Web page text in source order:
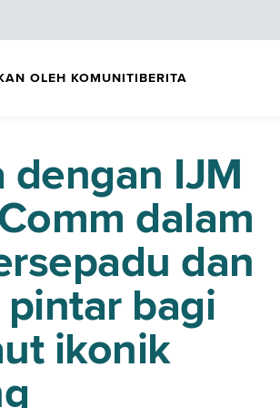
OLEH KOMUNITIBERITA
dengan IJM
dalam
dan
bagi
ikonik